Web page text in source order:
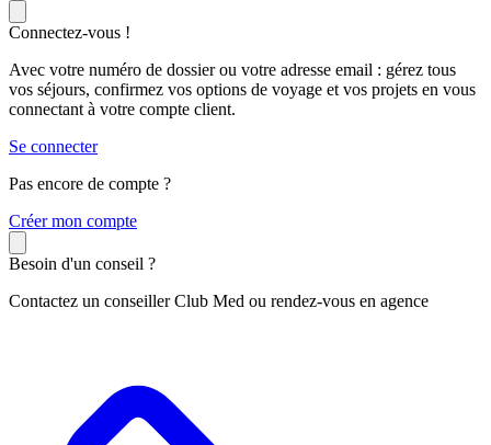
Connectez-vous !
Avec votre numéro de dossier ou votre adresse email : gérez tous
vos séjours, confirmez vos options de voyage et vos projets en vous
connectant à votre compte client.
Se connecter
Pas encore de compte ?
Créer mon compte
Besoin d'un conseil ?
Contactez un conseiller Club Med ou rendez-vous en agence